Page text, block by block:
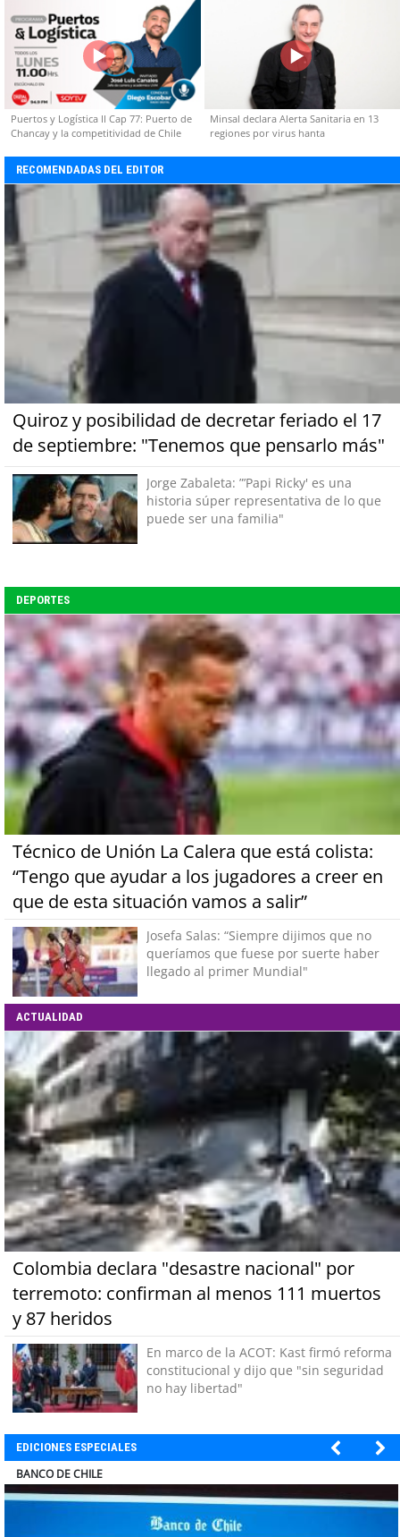
Puertos y Logística II Cap 77: Puerto de
Chancay y la competitividad de Chile
Minsal declara Alerta Sanitaria en 13
regiones por virus hanta
RECOMENDADAS DEL EDITOR
Quiroz y posibilidad de decretar feriado el 17
de septiembre: "Tenemos que pensarlo más"
Jorge Zabaleta: ”’Papi Ricky' es una
historia súper representativa de lo que
puede ser una familia"
DEPORTES
Técnico de Unión La Calera que está colista:
“Tengo que ayudar a los jugadores a creer en
que de esta situación vamos a salir”
Josefa Salas: “Siempre dijimos que no
queríamos que fuese por suerte haber
llegado al primer Mundial"
ACTUALIDAD
Colombia declara "desastre nacional" por
terremoto: confirman al menos 111 muertos
y 87 heridos
En marco de la ACOT: Kast firmó reforma
constitucional y dijo que "sin seguridad
no hay libertad"
EDICIONES ESPECIALES
COLEGIO RÍO LOA